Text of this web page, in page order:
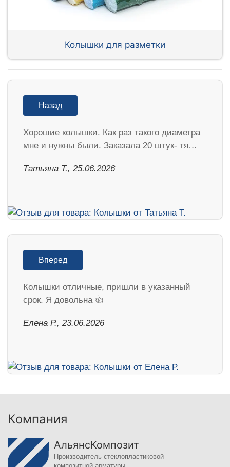
Колышки для разметки
Назад
Хорошие колышки. Как раз такого диаметра
мне и нужны были. Заказала 20 штук- тя…
Татьяна Т., 25.06.2026
Вперед
Колышки отличные, пришли в указанный
срок. Я довольна 👍
Елена Р., 23.06.2026
Компания
АльянсКомпозит
Производитель стеклопластиковой